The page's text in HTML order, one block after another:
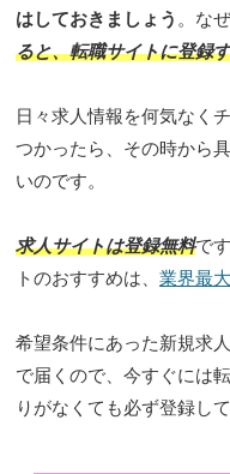
はしておきましょう 。な
ると、転職サイトに登録
日々求人情報を何気なく
つかったら、その時から
いのです。
求人サイトは登録無料で
トのおすすめは、 業界最
希望条件にあった新規求
で届くので、今すぐには
りがなくても必ず登録し